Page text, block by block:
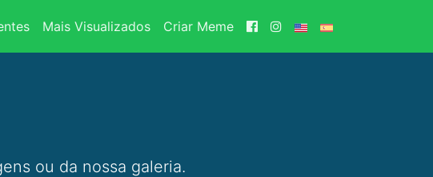
Mais Visualizados Criar Meme
ou da nossa galeria.